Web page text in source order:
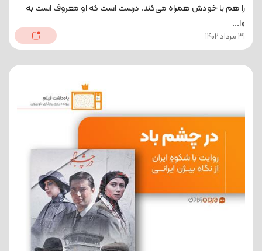
را هم با خودش همراه می‌کند. درست است که او معروف است به
«ا...
31 مرداد 1402